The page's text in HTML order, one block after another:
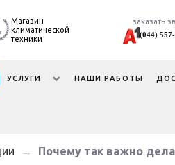
Магазин
климатической
техники
заказать
(044)
УСЛУГИ НАШИ РАБОТЫ
→ Почему так важно